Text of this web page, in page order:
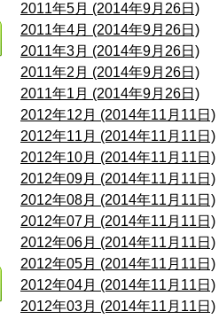
2011年5月 (2014年9月26日)
2011年4月 (2014年9月26日)
2011年3月 (2014年9月26日)
2011年2月 (2014年9月26日)
2011年1月 (2014年9月26日)
2012年12月 (2014年11月11日)
2012年11月 (2014年11月11日)
2012年10月 (2014年11月11日)
2012年09月 (2014年11月11日)
2012年08月 (2014年11月11日)
2012年07月 (2014年11月11日)
2012年06月 (2014年11月11日)
2012年05月 (2014年11月11日)
2012年04月 (2014年11月11日)
2012年03月 (2014年11月11日)